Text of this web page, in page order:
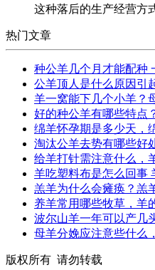
这种落后的生产经营方
热门文章
种公羊几个月才能配种
公羊顶人是什么原因引
羊一窝能下几个小羊？
好的种公羊有哪些特点
绵羊怀孕期是多少天，
淘汰公羊去势有哪些好
给羊打针需注意什么，
羊吃塑料布是怎么回事
羔羊为什么会瘫痪？羔
养羊常用哪些牧草，羊
波尔山羊一年可以产几
母羊分娩应注意些什么
版权所有 请勿转载